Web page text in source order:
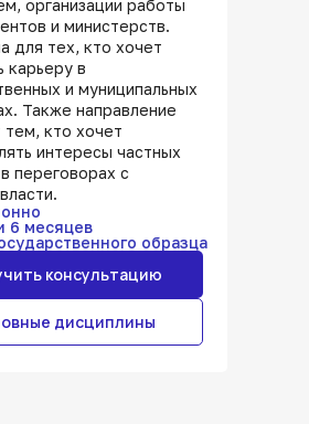
организации работы
и министерств.
для тех, кто хочет
карьеру в
и муниципальных
Также направление
кто хочет
интересы частных
переговорах с
6 месяцев
образца
консультацию
дисциплины